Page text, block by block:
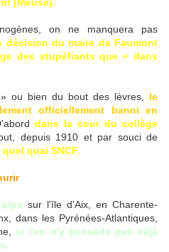
on ne manquera pas
décision du maire de Faumont
des stupéfiants que « dans
ou bien du bout des lèvres, le
officiellement banni en
dans la cour du collège
depuis 1910 et par souci de
quai SNCF.
sur l'île d'Aix, en Charente-
dans les Pyrénées-Atlantiques,
si l'on n'y possède pas déjà